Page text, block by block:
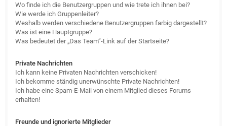
Wo finde ich die Benutzergruppen und wie trete ich ihnen bei?
Wie werde ich Gruppenleiter?
Weshalb werden verschiedene Benutzergruppen farbig dargestellt?
Was ist eine Hauptgruppe?
Was bedeutet der „Das Team“-Link auf der Startseite?
Private Nachrichten
Ich kann keine Privaten Nachrichten verschicken!
Ich bekomme ständig unerwünschte Private Nachrichten!
Ich habe eine Spam-E-Mail von einem Mitglied dieses Forums
erhalten!
Freunde und ignorierte Mitglieder